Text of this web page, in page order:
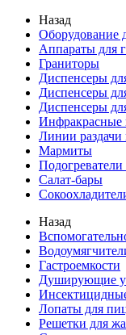
Назад
Оборудование
Аппараты для
Граниторы
Диспенсеры
Диспенсеры
Диспенсеры
Инфракрасные
Линии раздачи
Мармиты
Салат-бары
Назад
Гастроемкости
Душирующие
Лопаты для
Решетки для